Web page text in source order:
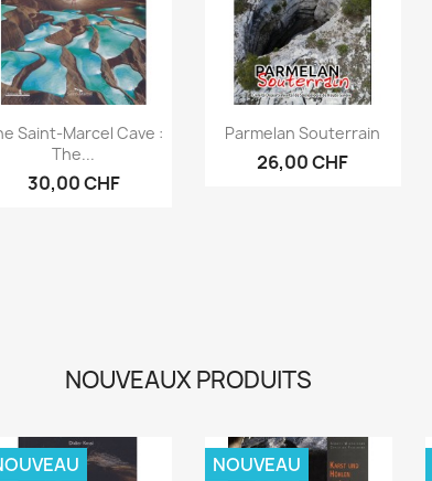
Aperçu rapide
Saint-Marcel Cave :
The...
30,00 CHF
Aperçu rapide
Parmelan Souterrain
26,00 CHF
NOUVEAUX PRODUITS
NOUVEAU